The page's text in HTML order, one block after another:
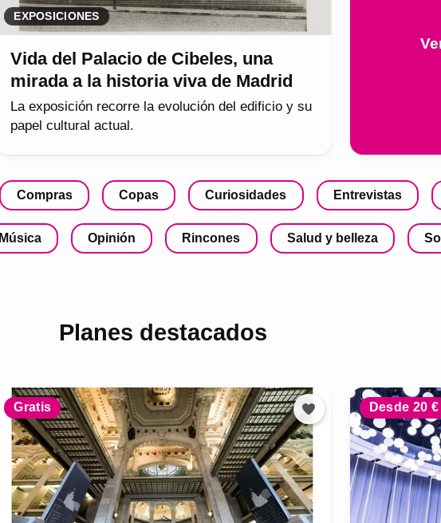
EXPOSICIONES
Vida del Palacio de Cibeles, una
mirada a la historia viva de Madrid
La exposición recorre la evolución del edificio y su
papel cultural actual.
Compras Copas Curiosidades Entrevistas
Música Opinión Rincones Salud y belleza
Planes destacados
Gratis Desde 20 €